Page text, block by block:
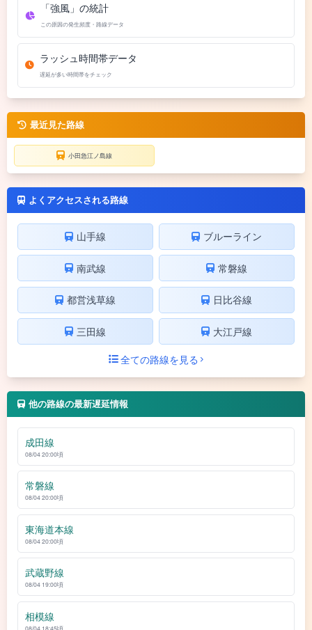
「強風」の統計
この原因の発生頻度・路線データ
ラッシュ時間帯データ
遅延が多い時間帯をチェック
最近見た路線
小田急江ノ島線
よくアクセスされる路線
山手線 ブルーライン
南武線 常磐線
都営浅草線 日比谷線
三田線
大江戸線
全ての路線を見る
他の路線の最新遅延情報
成田線
08/04 20:00頃
常磐線
08/04 20:00頃
東海道本線
08/04 20:00頃
武蔵野線
08/04 19:00頃
相模線
08/04 18:45頃